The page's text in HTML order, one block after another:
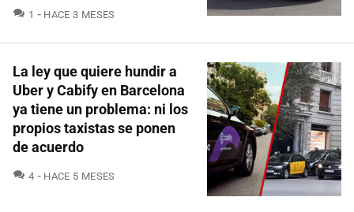
1 COMENTARIOS
HACE 3 MESES
La ley que quiere hundir a
Uber y Cabify en Barcelona
ya tiene un problema: ni los
propios taxistas se ponen
de acuerdo
4 COMENTARIOS
HACE 5 MESES